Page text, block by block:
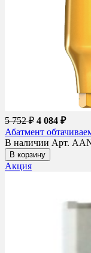
5 752 ₽ 4 084 ₽
Абатмент
В наличии Арт.
В корзину
Акция